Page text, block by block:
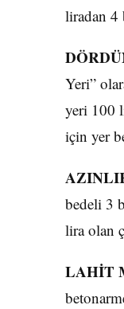
liradan 4
Yeri”
yeri 100
için yer
bedeli 3
lira olan
LAHİT